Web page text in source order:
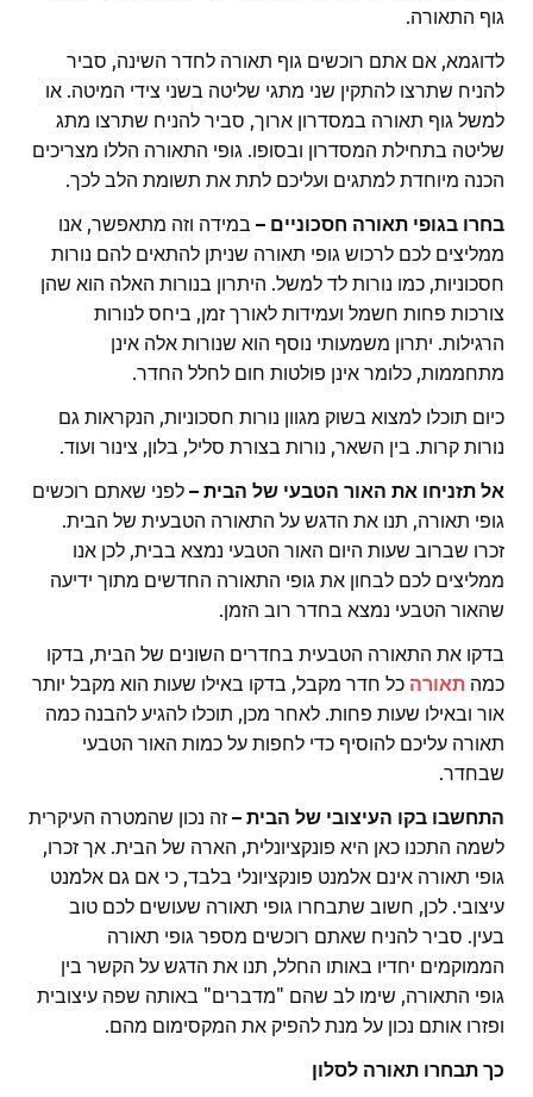
גוף התאורה.
לדוגמא, אם אתם רוכשים גוף תאורה לחדר השינה, סביר
להניח שתרצו להתקין שני מתגי שליטה בשני צידי המיטה. או
למשל גוף תאורה במסדרון ארוך, סביר להניח שתרצו מתג
שליטה בתחילת המסדרון ובסופו. גופי התאורה הללו מצריכים
הכנה מיוחדת למתגים ועליכם לתת את תשומת הלב לכך.
בחרו בגופי תאורה חסכוניים – במידה וזה מתאפשר, אנו
ממליצים לכם לרכוש גופי תאורה שניתן להתאים להם נורות
חסכוניות, כמו נורות לד למשל. היתרון בנורות האלה הוא שהן
צורכות פחות חשמל ועמידות לאורך זמן, ביחס לנורות
הרגילות. יתרון משמעותי נוסף הוא שנורות אלה אינן
מתחממות, כלומר אינן פולטות חום לחלל החדר.
כיום תוכלו למצוא בשוק מגוון נורות חסכוניות, הנקראות גם
נורות קרות. בין השאר, נורות בצורת סליל, בלון, צינור ועוד.
אל תזניחו את האור הטבעי של הבית – לפני שאתם רוכשים
גופי תאורה, תנו את הדגש על התאורה הטבעית של הבית.
זכרו שברוב שעות היום האור הטבעי נמצא בבית, לכן אנו
ממליצים לכם לבחון את גופי התאורה החדשים מתוך ידיעה
שהאור הטבעי נמצא בחדר רוב הזמן.
בדקו את התאורה הטבעית בחדרים השונים של הבית, בדקו
כמה תאורה כל חדר מקבל, בדקו באילו שעות הוא מקבל יותר
אור ובאילו שעות פחות. לאחר מכן, תוכלו להגיע להבנה כמה
תאורה עליכם להוסיף כדי לחפות על כמות האור הטבעי
שבחדר.
התחשבו בקו העיצובי של הבית – זה נכון שהמטרה העיקרית
לשמה התכנו כאן היא פונקציונלית, הארה של הבית. אך זכרו,
גופי תאורה אינם אלמנט פונקציונלי בלבד, כי אם גם אלמנט
עיצובי. לכן, חשוב שתבחרו גופי תאורה שעושים לכם טוב
בעין. סביר להניח שאתם רוכשים מספר גופי תאורה
הממוקמים יחדיו באותו החלל, תנו את הדגש על הקשר בין
גופי התאורה, שימו לב שהם "מדברים" באותה שפה עיצובית
ופזרו אותם נכון על מנת להפיק את המקסימום מהם.
כך תבחרו תאורה לסלון